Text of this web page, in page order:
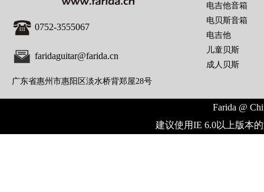
0752-3555067
faridaguitar@farida.cn
广东省惠州市惠阳区淡水桥背郑屋28号
电吉他音箱
电贝斯音箱
电吉他
儿童贝斯
成人贝斯
Farida @
建议使用IE 6.0以上版本